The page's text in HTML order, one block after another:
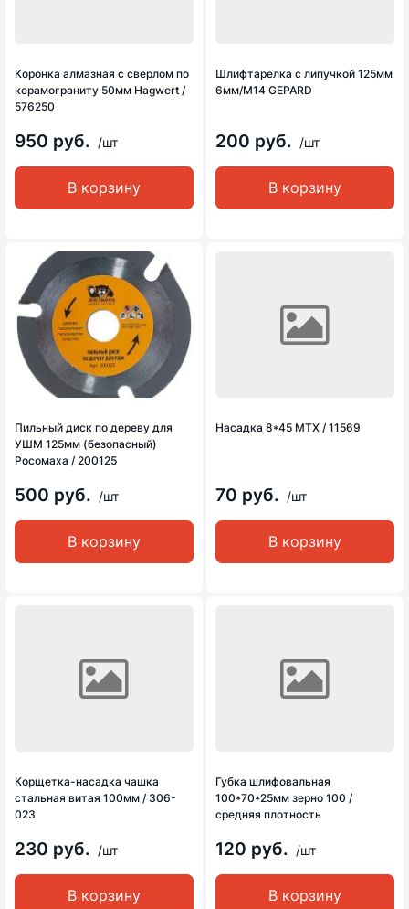
Коронка алмазная с сверлом по
керамограниту 50мм Hagwert /
576250
950 руб. /шт
В корзину
Шлифтарелка с липучкой 125мм
6мм/М14 GEPARD
200 руб. /шт
В корзину
Пильный диск по дереву для
УШМ 125мм (безопасный)
Росомаха / 200125
500 руб. /шт
В корзину
Насадка 8*45 MTX / 11569
70 руб. /шт
В корзину
Корщетка-насадка чашка
стальная витая 100мм / 306-
023
230 руб. /шт
В корзину
Губка шлифовальная
100*70*25мм зерно 100 /
средняя плотность
120 руб. /шт
В корзину